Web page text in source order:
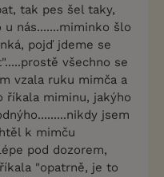
tak pes šel taky,
nás.......miminko šlo
pojď jdeme se
všechno se
vzala ruku mimča a
říkala miminu, jakýho
jsem
k mimču
pod dozorem,
"opatrně, je to